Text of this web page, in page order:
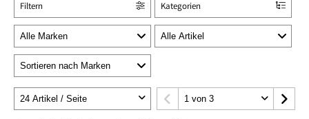
Kategorien
Filtern